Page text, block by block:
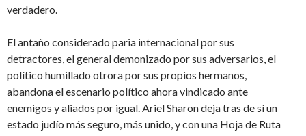
verdadero.
El antaño considerado paria internacional por sus
detractores, el general demonizado por sus adversarios, el
político humillado otrora por sus propios hermanos,
abandona el escenario político ahora vindicado ante
enemigos y aliados por igual. Ariel Sharon deja tras de sí un
estado judío más seguro, más unido, y con una Hoja de Ruta